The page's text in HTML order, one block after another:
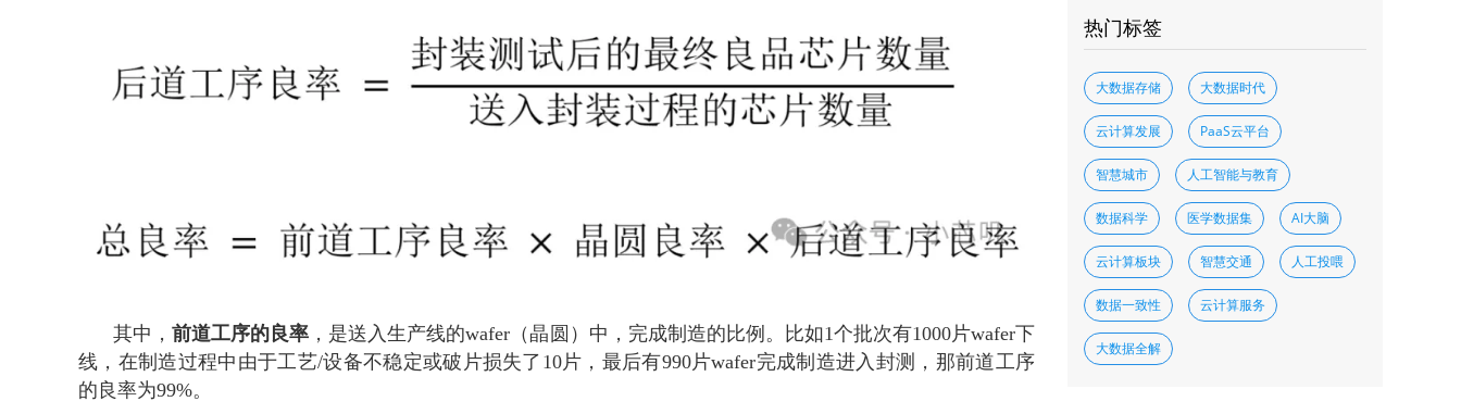
其中，前道工序的良率 ，是送入生产线的wafer（晶圆）中，完成制造的比例。比如1个批次有1000片wafer下
线，在制造过程中由于工艺/设备不稳定或破片损失了10片，最后有990片wafer完成制造进入封测，那前道工序
的良率为99%。
热门标签
大数据存储 大数据时代
云计算发展 PaaS云平台
智慧城市 人工智能与教育
数据科学 医学数据集 AI大脑
云计算板块 智慧交通 人工投喂
数据一致性 云计算服务
大数据全解